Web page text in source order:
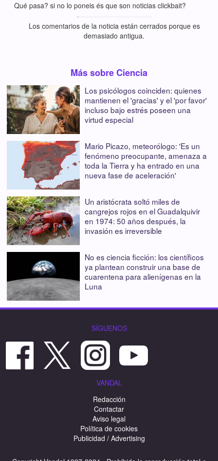
Qué pasa? si no lo poneis és que son noticias clickbait?
Los comentarios de la noticia están cerrados porque es
demasiado antigua.
Más sobre Ciencia
Los psicólogos coinciden: quienes
mantienen el 'gracias' y el 'por favor'
incluso bajo estrés poseen una
virtud especial
Mario Picazo, meteorólogo: 'Es un
fenómeno preocupante, amenaza a
toda la Tierra y ha entrado en una
nueva fase de aceleración'
Un aristócrata soltó miles de
cangrejos rojos en el Guadalquivir
en 1974: 50 años después, la
invasión es irreversible
No es ciencia ficción: los científicos
ya plantean construir una base de
cuarentena para alienígenas en la
Luna
SÍGUENOS
VANDAL
Redacción
Contactar
Aviso legal
Política de cookies
Publicidad / Advertising